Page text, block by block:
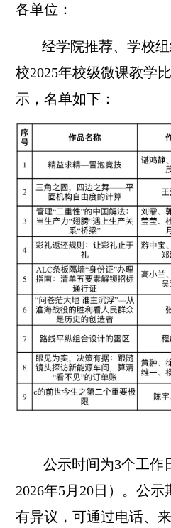
各单位：
经学院推荐、学校
校2025年校级微课教学
示，名单如下：
公示时间为3个工作
2026年5月20日）。公示
有异议，可通过电话、